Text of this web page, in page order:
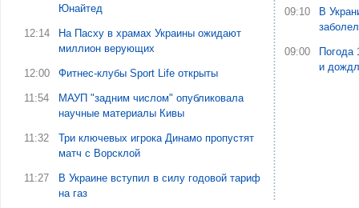
Юнайтед
12:14
На Пасху в храмах Украины ожидают
миллион верующих
12:00 Фитнес-клубы Sport Life открыты
11:54
МАУП "задним числом" опубликовала
научные материалы Кивы
11:32
Три ключевых игрока Динамо пропустят
матч с Ворсклой
11:27
В Украине вступил в силу годовой тариф
на газ
09:10
В
09:00
Погода
и